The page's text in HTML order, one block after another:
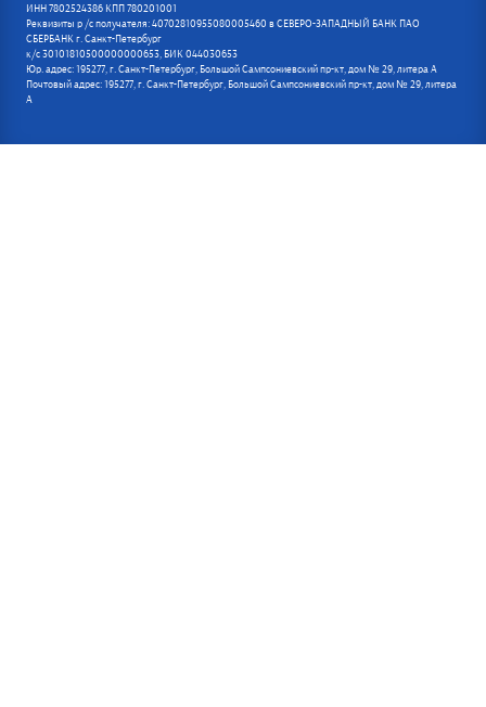
ИНН 7802524386 КПП 780201001
Реквизиты р /с получателя: 40702810955080005460 в СЕВЕРО-ЗАПАДНЫЙ БАНК ПАО
СБЕРБАНК г. Санкт-Петербург
к/с 30101810500000000653, БИК 044030653
Юр. адрес: 195277, г. Санкт-Петербург, Большой Сампсониевский пр-кт, дом № 29, литера А
Почтовый адрес: 195277, г. Санкт-Петербург, Большой Сампсониевский пр-кт, дом № 29, литера
А